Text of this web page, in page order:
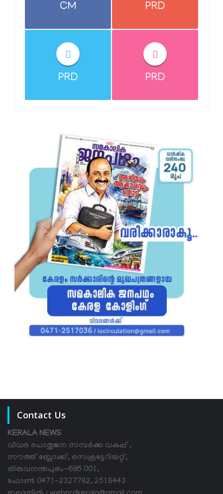
CM PRD
PRD PRD
Contact Us
KERALA NEWS
വിവര പൊതുജന സമ്പര്‍ക്ക വകുപ്പ് ,
സൗത്ത് ബ്ലോക്ക്, സെക്രട്ടേറിയറ്റ്,
തിരുവനന്തപുരം-695 001,
ഫോൺ 0471-2327782, 2518443